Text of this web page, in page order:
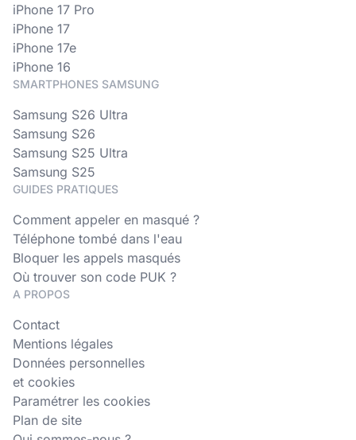
iPhone 17 Pro
iPhone 17
iPhone 17e
iPhone 16
SMARTPHONES SAMSUNG
Samsung S26 Ultra
Samsung S26
Samsung S25 Ultra
Samsung S25
GUIDES PRATIQUES
Comment appeler en masqué ?
Téléphone tombé dans l'eau
Bloquer les appels masqués
Où trouver son code PUK ?
A PROPOS
Contact
Mentions légales
Données personnelles
et cookies
Paramétrer les cookies
Plan de site